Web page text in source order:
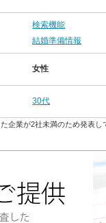
検索機能
結婚準備情報
女性
30代
企業が2社未満のため発表し